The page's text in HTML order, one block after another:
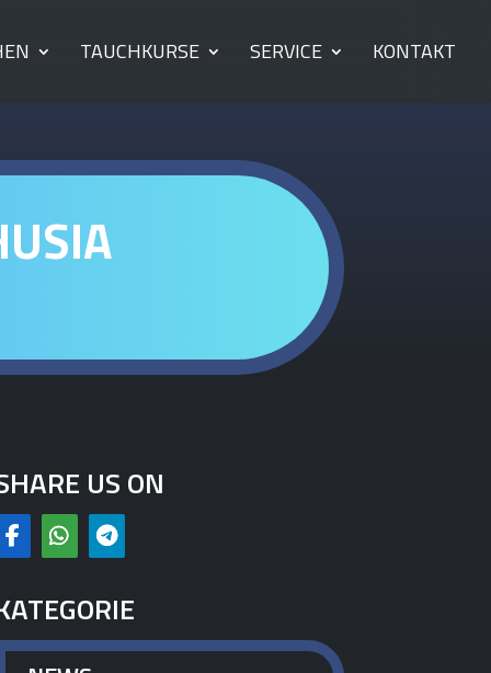
TAUCHKURSE SERVICE KONTAKT
US ON